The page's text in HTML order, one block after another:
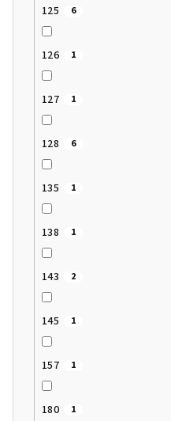
125 6
126 1
127 1
128 6
135 1
138 1
143 2
145 1
157 1
180 1